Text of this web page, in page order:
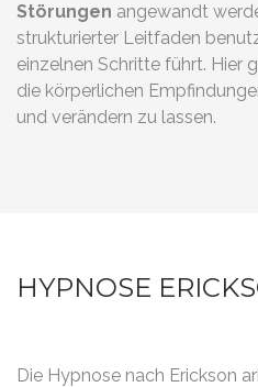
Störungen angewandt
strukturierter Leitfaden
einzelnen Schritte führt. Hier
die körperlichen
und verändern zu lassen.
HYPNOSE
Die Hypnose nach Erickson